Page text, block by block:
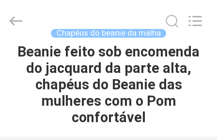
CASA
PRODUTOS
Manufacturing
Reserved.
Chapéus do beanie da malha
Beanie feito sob encomenda
do jacquard da parte alta,
chapéus do Beanie das
mulheres com o Pom
confortável